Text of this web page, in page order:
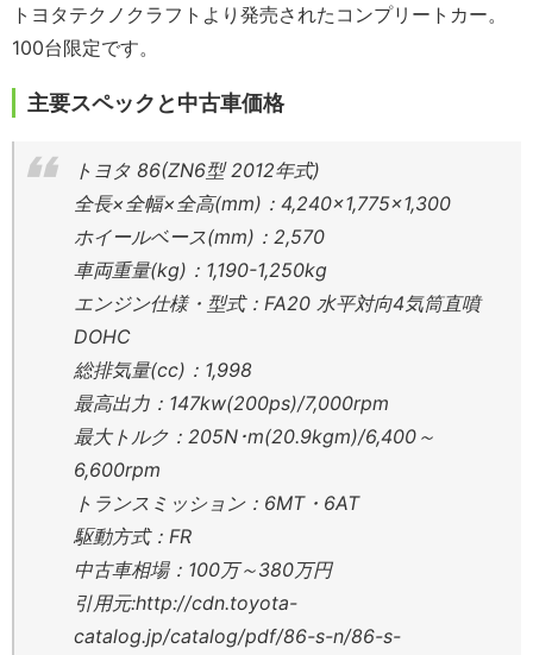
トヨタテクノクラフトより発売されたコンプリートカー。
100台限定です。
主要スペックと中古車価格
トヨタ 86(ZN6型 2012年式)
全長×全幅×全高(mm)：4,240×1,775×1,300
ホイールベース(mm)：2,570
車両重量(kg)：1,190-1,250kg
エンジン仕様・型式：FA20 水平対向4気筒直噴
DOHC
総排気量(cc)：1,998
最高出力：147kw(200ps)/7,000rpm
最大トルク：205N･m(20.9kgm)/6,400～
6,600rpm
トランスミッション：6MT・6AT
駆動方式：FR
中古車相場：100万～380万円
引用元:http://cdn.toyota-
catalog.jp/catalog/pdf/86-s-n/86-s-